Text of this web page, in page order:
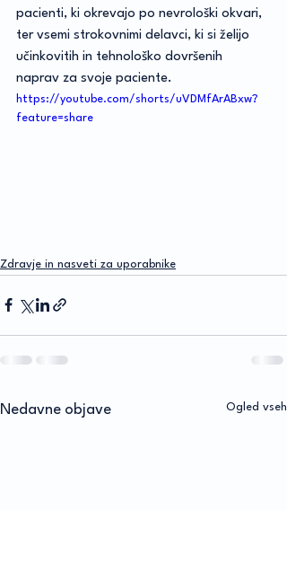
pacienti, ki okrevajo po nevrološki okvari,
ter vsemi strokovnimi delavci, ki si želijo
učinkovitih in tehnološko dovršenih
naprav za svoje paciente.
https://youtube.com/shorts/uVDMfArABxw?
feature=share
Zdravje in nasveti za uporabnike
Nedavne objave Ogled vseh